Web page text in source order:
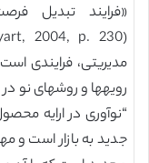
«فرایند تبدیل
مدیریتی، فرایندی
رویهها و روشهای نو
“نوآوری در ارایه
جدید به بازار است و